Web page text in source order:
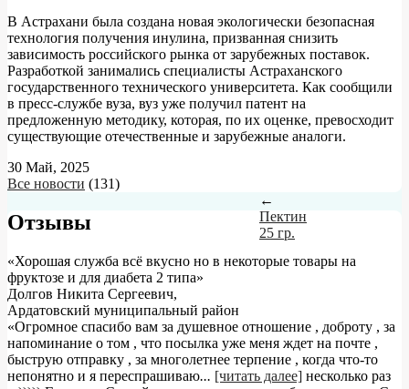
В Астрахани была создана новая экологически безопасная
технология получения инулина, призванная снизить
зависимость российского рынка от зарубежных поставок.
Разработкой занимались специалисты Астраханского
государственного технического университета. Как сообщили
в пресс-службе вуза, вуз уже получил патент на
предложенную методику, которая, по их оценке, превосходит
существующие отечественные и зарубежные аналоги.
30 Май, 2025
Все новости (131)
Отзывы
«Хорошая служба всё вкусно но в некоторые товары на
фруктозе и для диабета 2 типа»
Долгов Никита Сергеевич,
Ардатовский муниципальный район
«Огромное спасибо вам за душевное отношение , доброту , за
напоминание о том , что посылка уже меня ждет на почте ,
быструю отправку , за многолетнее терпение , когда что-то
непонятно и я переспрашиваю... [читать далее] несколько раз
←
Пектин
25 гр.